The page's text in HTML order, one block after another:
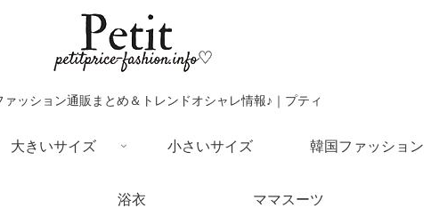
ァッション通販まとめ＆トレンドオシャレ情報♪｜プティ
大きいサイズ 小さいサイズ 韓国ファッション
浴衣 ママスーツ